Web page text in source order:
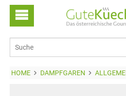
HOME DAMPFGAREN